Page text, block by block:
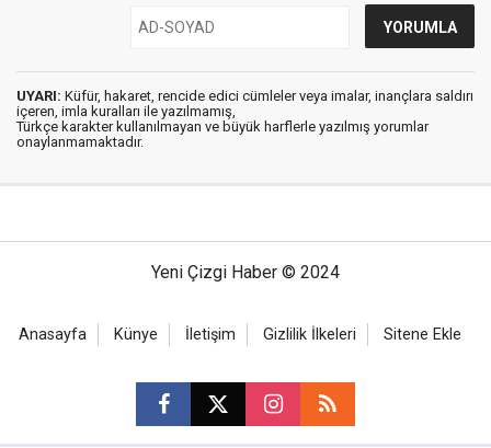
UYARI: Küfür, hakaret, rencide edici cümleler veya imalar, inançlara saldırı
içeren, imla kuralları ile yazılmamış,
Türkçe karakter kullanılmayan ve büyük harflerle yazılmış yorumlar
onaylanmamaktadır.
Yeni Çizgi Haber © 2024
Anasayfa Künye İletişim Gizlilik İlkeleri Sitene Ekle